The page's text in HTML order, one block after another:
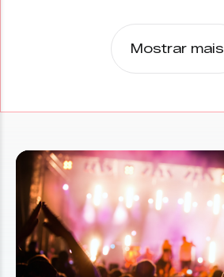
Mostrar mais